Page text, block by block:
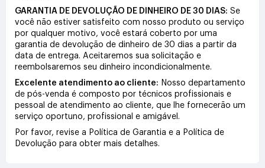
GARANTIA DE DEVOLUÇÃO DE DINHEIRO DE 30 DIAS: Se
você não estiver satisfeito com nosso produto ou serviço
por qualquer motivo, você estará coberto por uma
garantia de devolução de dinheiro de 30 dias a partir da
data de entrega. Aceitaremos sua solicitação e
reembolsaremos seu dinheiro incondicionalmente.
Excelente atendimento ao cliente: Nosso departamento
de pós-venda é composto por técnicos profissionais e
pessoal de atendimento ao cliente, que lhe fornecerão um
serviço oportuno, profissional e amigável.
Por favor, revise a Política de Garantia e a Política de
Devolução para obter mais detalhes.